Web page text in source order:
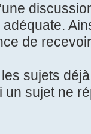
de
sujets
sujet ne